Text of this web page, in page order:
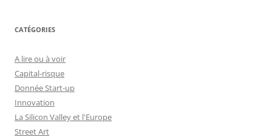
CATÉGORIES
A lire ou à voir
Capital-risque
Donnée Start-up
Innovation
La Silicon Valley et l'Europe
Street Art